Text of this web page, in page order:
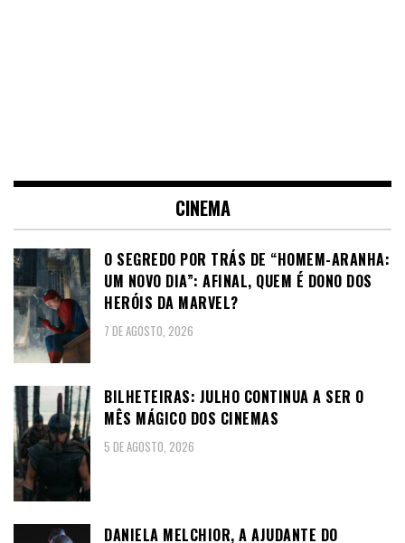
CINEMA
O SEGREDO POR TRÁS DE “HOMEM-ARANHA:
UM NOVO DIA”: AFINAL, QUEM É DONO DOS
HERÓIS DA MARVEL?
7 DE AGOSTO, 2026
BILHETEIRAS: JULHO CONTINUA A SER O
MÊS MÁGICO DOS CINEMAS
5 DE AGOSTO, 2026
DANIELA MELCHIOR, A AJUDANTE DO